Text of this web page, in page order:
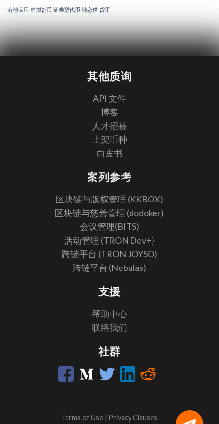
落地应用 虚拟货币 证券型代币 谜恋猫 货币
其他质询
API 文件
博客
人才招募
上架币种
白皮书
案列参考
区块链与版权管理 (KKBOX)
区块链与慈善管理 (dodoker)
会议管理(BITS)
活动管理 (TRON Dev+)
跨链平台 (TRON JOYSO)
跨链平台 (Nebulas)
支援
帮助中心
联络我们
社群
Terms of Use | Privacy Clauses